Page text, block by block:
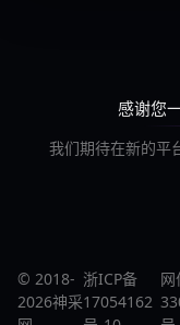
感谢您
我们期待在新的平
© 2018-
2026神采
浙ICP备
17054162
网